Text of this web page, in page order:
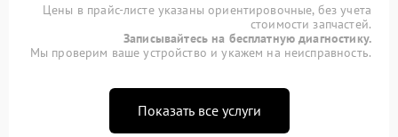
Цены в прайс-листе указаны ориентировочные, без учета
стоимости запчастей.
Записывайтесь на бесплатную диагностику.
Мы проверим ваше устройство и укажем на неисправность.
Показать все услуги